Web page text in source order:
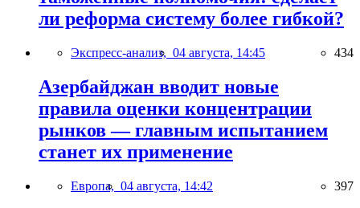
ли реформа систему более гибкой?
Экспресс-анализ, 04 августа, 14:45 434
Азербайджан вводит новые
правила оценки концентрации
рынков — главным испытанием
станет их применение
Европа, 04 августа, 14:42 397